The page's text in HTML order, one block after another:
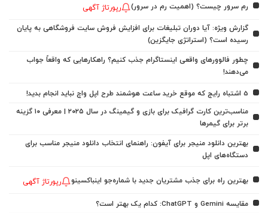
رم سرور چیست؟ (اهمیت رم در سرور) رپورتاژ آگهی
گزارش ویژه: آیا دوران تبلیغات برای افزایش فروش سایت فروشگاهی به پایان
رسیده است؟ (استراتژی جایگزین)
چطور فالوورهای واقعی اینستاگرام جذب کنیم؟ راهکارهایی که واقعاً جواب
می‌دهند!
5 اشتباه رایج که موقع خرید ساعت هوشمند طرح اپل واچ نباید انجام بدید!
مناسب‌ترین کارت گرافیک برای بازی و گیمینگ در سال ۲۰۲۵ | معرفی ۱۰ گزینه
برتر برای گیمرها
بهترین دانلود منیجر برای آیفون: راهنمای انتخاب دانلود منیجر مناسب برای
دستگاه‌های اپل
بهترین راه برای جذب مشتریان جدید با شماره‌جو اینباکسینو رپورتاژ آگهی
مقایسه Gemini و ChatGPT: کدام یک بهتر است؟